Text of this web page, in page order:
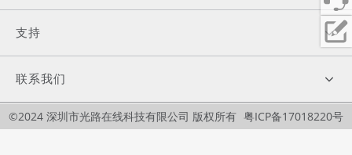
支持
联系我们
©2024 深圳市光路在线科技有限公司 版权所有 粤ICP备17018220号